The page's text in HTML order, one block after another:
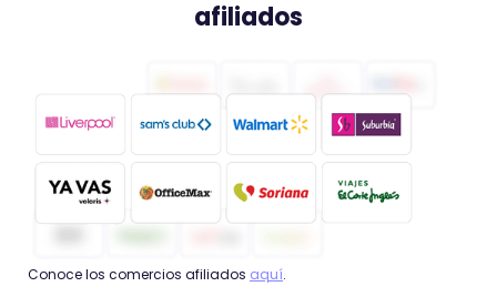
afiliados
Conoce los comercios afiliados aquí.